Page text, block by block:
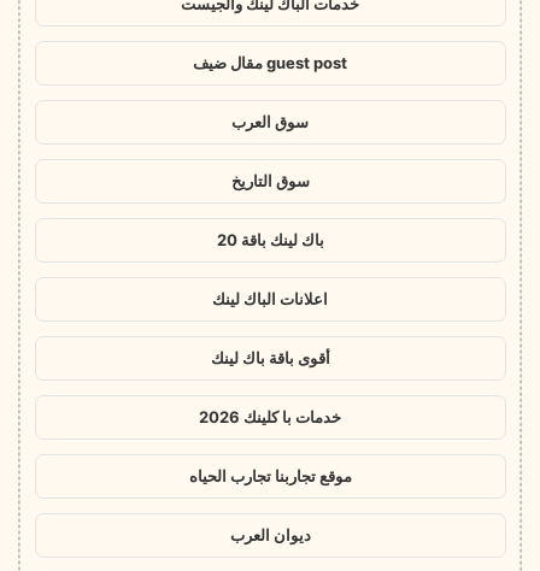
guest post مقال ضيف
سوق العرب
سوق التاريخ
باك لينك باقة 20
اعلانات الباك لينك
أقوى باقة باك لينك
خدمات با كلينك 2026
موقع تجاربنا تجارب الحياه
ديوان العرب